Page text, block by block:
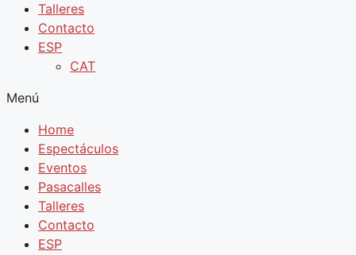
Talleres
Contacto
ESP
CAT
Menú
Home
Espectáculos
Eventos
Pasacalles
Talleres
Contacto
ESP